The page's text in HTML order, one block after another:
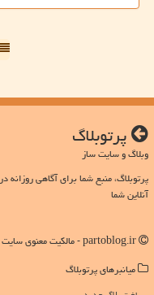
پرتوبلاگ
وبلاگ و سایت ساز
پرتوبلاگ، منبع شما برای آگاهی
آنلاین شما
میانبرهای پرتوبلاگ